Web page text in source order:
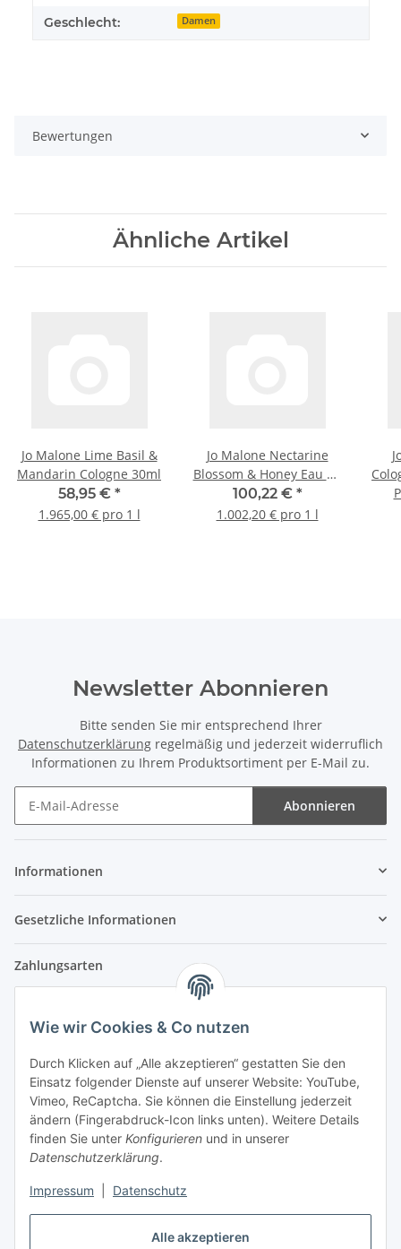
Alle akzeptieren
Wie wir Cookies & Co nutzen
Durch Klicken auf „Alle akzeptieren“ gestatten Sie den
Einsatz folgender Dienste auf unserer Website: YouTube,
Vimeo, ReCaptcha. Sie können die Einstellung jederzeit
ändern (Fingerabdruck-Icon links unten). Weitere Details
finden Sie unter Konfigurieren und in unserer
Datenschutzerklärung.
Impressum Datenschutz
Geschlecht: Damen
Bewertungen
Ähnliche Artikel
Jo Malone Lime Basil &
Mandarin Cologne 30ml
58,95 € *
1.965,00 € pro 1 l
Jo Malone Nectarine
Blossom & Honey Eau de
Cologne 100ml
100,22 € *
1.002,20 € pro 1 l
Newsletter Abonnieren
Bitte senden Sie mir entsprechend Ihrer
Datenschutzerklärung regelmäßig und jederzeit widerruflich
Informationen zu Ihrem Produktsortiment per E-Mail zu.
Abonnieren
Informationen
Gesetzliche Informationen
Zahlungsarten
Versandpartner
Partner